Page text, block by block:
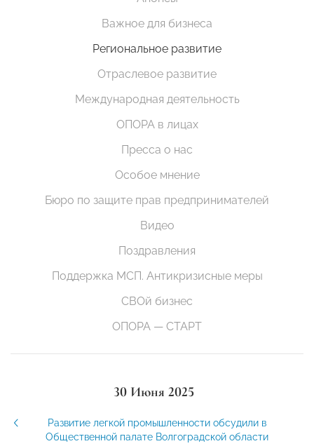
Важное для бизнеса
Региональное развитие
Отраслевое развитие
Международная деятельность
ОПОРА в лицах
Пресса о нас
Особое мнение
Бюро по защите прав предпринимателей
Видео
Поздравления
Поддержка МСП. Антикризисные меры
СВОй бизнес
ОПОРА — СТАРТ
30 Июня 2025
Развитие легкой промышленности обсудили в
Общественной палате Волгоградской области